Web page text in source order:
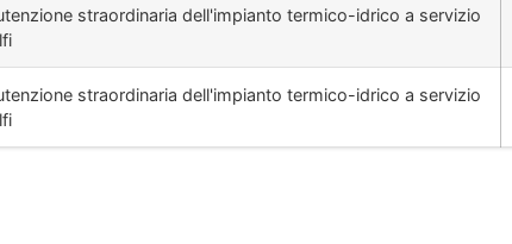
straordinaria dell'impianto termico-idrico a servizio
straordinaria dell'impianto termico-idrico a servizio